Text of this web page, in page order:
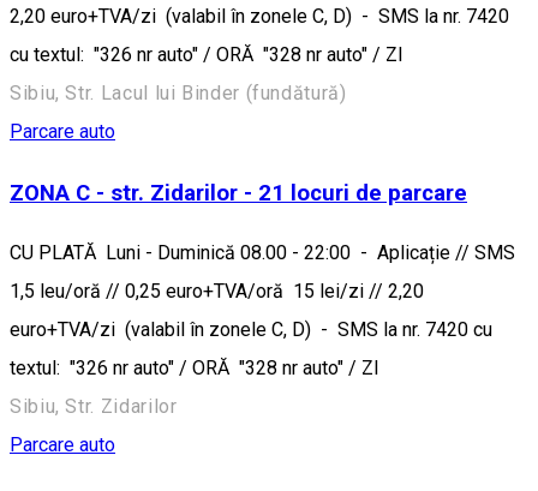
2,20 euro+TVA/zi (valabil în zonele C, D) - SMS la nr. 7420
cu textul: "326 nr auto" / ORĂ "328 nr auto" / ZI
Sibiu, Str. Lacul lui Binder (fundătură)
Parcare auto
ZONA C - str. Zidarilor - 21 locuri de parcare
CU PLATĂ Luni - Duminică 08.00 - 22:00 - Aplicație // SMS
1,5 leu/oră // 0,25 euro+TVA/oră 15 lei/zi // 2,20
euro+TVA/zi (valabil în zonele C, D) - SMS la nr. 7420 cu
textul: "326 nr auto" / ORĂ "328 nr auto" / ZI
Sibiu, Str. Zidarilor
Parcare auto